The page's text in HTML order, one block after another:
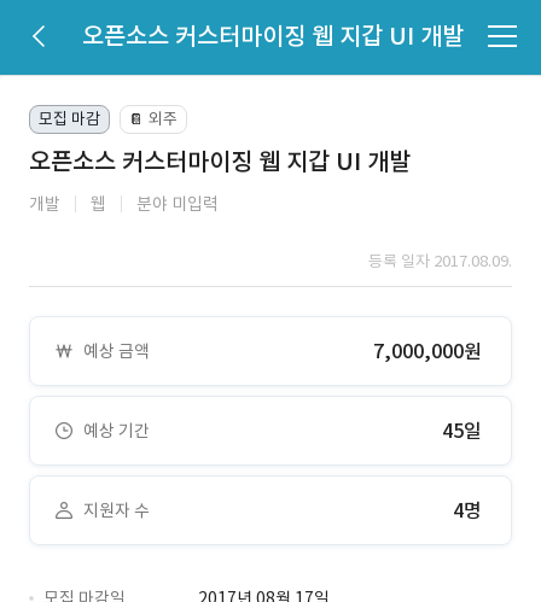
오픈소스 커스터마이징 웹 지갑 UI 개발
모집 마감 📔 외주
오픈소스 커스터마이징 웹 지갑 UI 개발
개발 웹 분야 미입력
등록 일자 2017.08.09.
예상 금액 7,000,000원
예상 기간 45일
지원자 수 4명